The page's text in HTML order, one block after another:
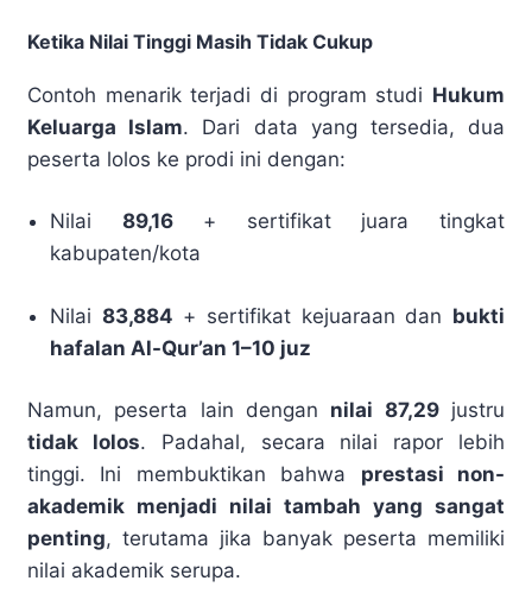
Ketika Nilai Tinggi Masih Tidak Cukup
Contoh menarik terjadi di program studi Hukum
Keluarga Islam. Dari data yang tersedia, dua
peserta lolos ke prodi ini dengan:
Nilai 89,16+ sertifikat juara tingkat
kabupaten/kota
Nilai 83,884 + sertifikat kejuaraan dan bukti
hafalan Al-Qur’an 1–10 juz
Namun, peserta lain dengan nilai 87,29justru
tidak lolos. Padahal, secara nilai rapor lebih
tinggi. Ini membuktikan bahwa prestasi non-
akademik menjadi nilai tambah yang sangat
penting, terutama jika banyak peserta memiliki
nilai akademik serupa.